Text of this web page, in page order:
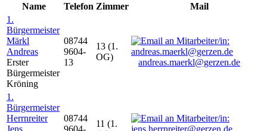
Name
Telefon Zimmer
Mail
1.
Bürgermeister
Märkl
Andreas
Erster
Bürgermeister
Kröning
08744
9604-
13
13 (1.
OG)
andreas.maerkl@gerzen.de
1.
Bürgermeister
Herrnreiter
Jens
08744
9604-
11 (1.